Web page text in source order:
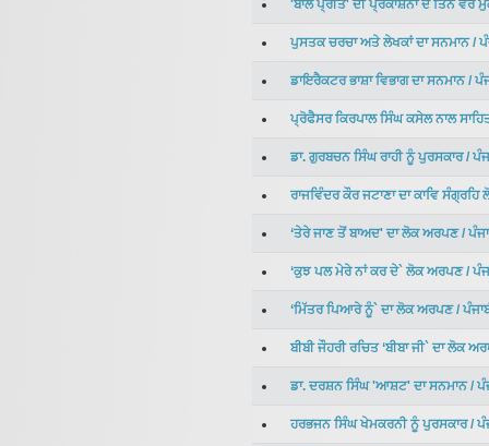
'ਬਾਲ ਪ੍ਰੀਤ' ਦੀ ਪ੍ਰਕਾਸ਼ਨਾ ਦੇ ਤਿੰਨ ਵਰ
ਪੁਸਤਕ ਚਰਚਾ ਅਤੇ ਲੇਖਕਾਂ ਦਾ ਸਨਮਾਨ/
ਡਾਇਰੈਕਟਰ ਭਾਸ਼ਾ ਵਿਭਾਗ ਦਾ ਸਨਮਾਨ/
ਪ੍ਰੋਫੈਸਰ ਕਿਰਪਾਲ ਸਿੰਘ ਕਸੇਲ ਨਾਲ
ਡਾ. ਗੁਰਬਚਨ ਸਿੰਘ ਰਾਹੀ ਨੂੰ ਪੁਰਸਕਾਰ/
ਰਾਜਵਿੰਦਰ ਕੌਰ ਜਟਾਣਾ ਦਾ ਕਾਵਿ
‘ਤੇਰੇ ਜਾਣ ਤੋਂ ਬਾਅਦ' ਦਾ ਲੋਕ ਅਰਪਣ/
‘ਕੁਝ ਪਲ ਮੇਰੇ ਨਾਂ ਕਰ ਦੇ` ਲੋਕ ਅਰਪਣ/
‘ਮਿੱਤਰ ਪਿਆਰੇ ਨੂੰ` ਦਾ ਲੋਕ ਅਰਪਣ/
ਬੀਬੀ ਜੌਹਰੀ ਰਚਿਤ ‘ਬੀਬਾ ਜੀ` ਦਾ ਲੋਕ
ਡਾ. ਦਰਸ਼ਨ ਸਿੰਘ 'ਆਸ਼ਟ' ਦਾ ਸਨਮਾਨ/
ਹਰਭਜਨ ਸਿੰਘ ਖੇਮਕਰਨੀ ਨੂੰ ਪੁਰਸਕਾਰ/